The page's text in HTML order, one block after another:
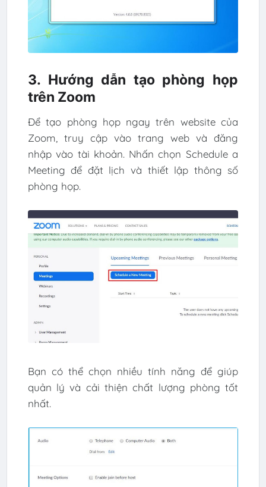
3. Hướng dẫn tạo phòng họp
trên Zoom
Để tạo phòng họp ngay trên website của
Zoom, truy cập vào trang web và đăng
nhập vào tài khoản. Nhấn chọn Schedule a
Meeting để đặt lịch và thiết lập thông số
phòng họp.
Bạn có thể chọn nhiều tính năng để giúp
quản lý và cải thiện chất lượng phòng tốt
nhất.